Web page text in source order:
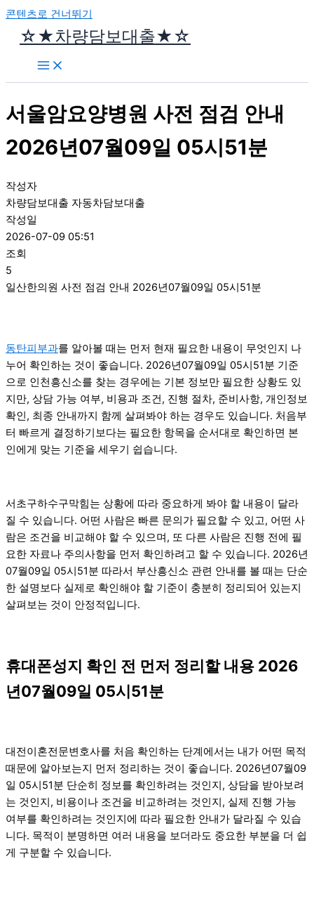
콘텐츠로 건너뛰기
☆★차량담보대출★☆
서울암요양병원 사전 점검 안내
2026년07월09일 05시51분
작성자
차량담보대출 자동차담보대출
작성일
2026-07-09 05:51
조회
5
일산한의원 사전 점검 안내 2026년07월09일 05시51분
동탄피부과를 알아볼 때는 먼저 현재 필요한 내용이 무엇인지 나
누어 확인하는 것이 좋습니다. 2026년07월09일 05시51분 기준
으로 인천흥신소를 찾는 경우에는 기본 정보만 필요한 상황도 있
지만, 상담 가능 여부, 비용과 조건, 진행 절차, 준비사항, 개인정보
확인, 최종 안내까지 함께 살펴봐야 하는 경우도 있습니다. 처음부
터 빠르게 결정하기보다는 필요한 항목을 순서대로 확인하면 본
인에게 맞는 기준을 세우기 쉽습니다.
서초구하수구막힘는 상황에 따라 중요하게 봐야 할 내용이 달라
질 수 있습니다. 어떤 사람은 빠른 문의가 필요할 수 있고, 어떤 사
람은 조건을 비교해야 할 수 있으며, 또 다른 사람은 진행 전에 필
요한 자료나 주의사항을 먼저 확인하려고 할 수 있습니다. 2026년
07월09일 05시51분 따라서 부산흥신소 관련 안내를 볼 때는 단순
한 설명보다 실제로 확인해야 할 기준이 충분히 정리되어 있는지
살펴보는 것이 안정적입니다.
휴대폰성지 확인 전 먼저 정리할 내용 2026
년07월09일 05시51분
대전이혼전문변호사를 처음 확인하는 단계에서는 내가 어떤 목적
때문에 알아보는지 먼저 정리하는 것이 좋습니다. 2026년07월09
일 05시51분 단순히 정보를 확인하려는 것인지, 상담을 받아보려
는 것인지, 비용이나 조건을 비교하려는 것인지, 실제 진행 가능
여부를 확인하려는 것인지에 따라 필요한 안내가 달라질 수 있습
니다. 목적이 분명하면 여러 내용을 보더라도 중요한 부분을 더 쉽
게 구분할 수 있습니다.